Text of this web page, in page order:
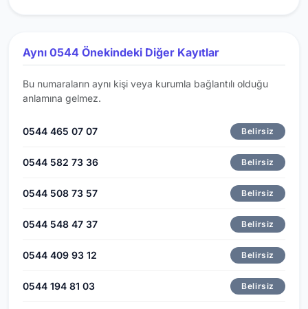
Aynı 0544 Önekindeki Diğer Kayıtlar
Bu numaraların aynı kişi veya kurumla bağlantılı olduğu
anlamına gelmez.
0544 465 07 07 Belirsiz
0544 582 73 36 Belirsiz
0544 508 73 57 Belirsiz
0544 548 47 37 Belirsiz
0544 409 93 12 Belirsiz
0544 194 81 03 Belirsiz